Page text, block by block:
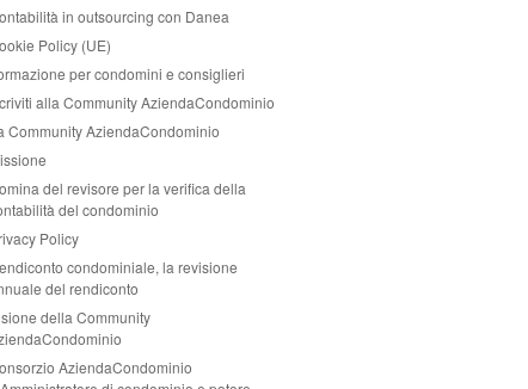
in outsourcing con Danea
Policy (UE)
per condomini e consiglieri
alla Community AziendaCondominio
Community AziendaCondominio
del revisore per la verifica della
del condominio
Policy
condominiale, la revisione
del rendiconto
della Community
AziendaCondominio